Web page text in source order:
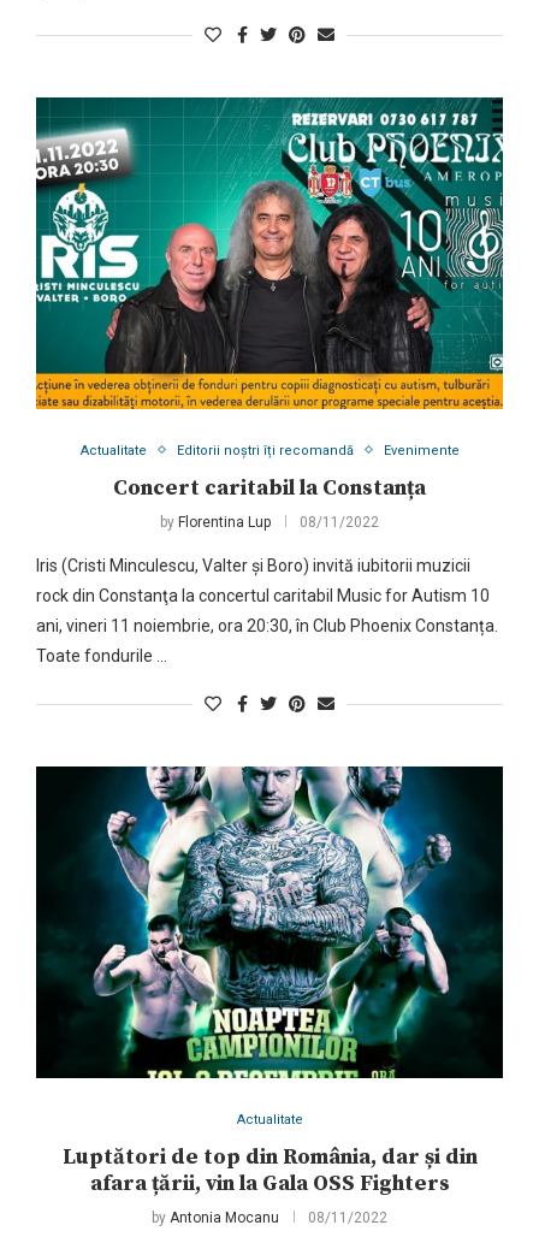
Actualitate Editorii noștri îți recomandă Evenimente
Concert caritabil la Constanța
by Florentina Lup 08/11/2022
Iris (Cristi Minculescu, Valter și Boro) invită iubitorii muzicii
rock din Constanţa la concertul caritabil Music for Autism 10
ani, vineri 11 noiembrie, ora 20:30, în Club Phoenix Constanța.
Toate fondurile …
Actualitate
Luptători de top din România, dar și din
afara țării, vin la Gala OSS Fighters
by Antonia Mocanu 08/11/2022